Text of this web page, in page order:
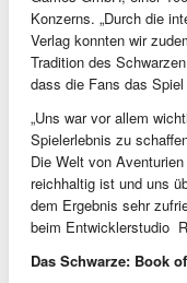
Konzerns. „Durch die
Verlag konnten wir
Tradition des
dass die Fans das Spiel
„Uns war vor allem
Spielerlebnis zu
Die Welt von
reichhaltig ist und uns
dem Ergebnis sehr
beim Entwicklerstudio
Das Schwarze: Book